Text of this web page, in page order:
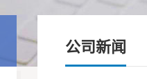
公司新闻